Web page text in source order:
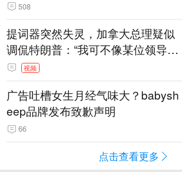
508
提词器突然失灵，加拿大总理疑似
调侃特朗普：“我可不像某位领导
人，把这当成一场阴谋”，全场哄笑
视频
广告吐槽女生月经气味大？babysh
eep品牌发布致歉声明
66
点击查看更多